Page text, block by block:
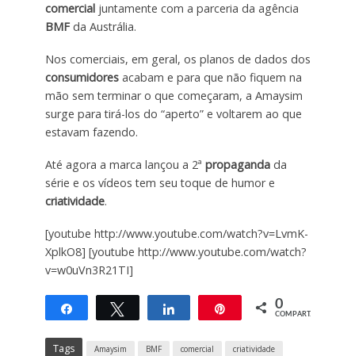
comercialjuntamente com a parceria da agência
BMFda Austrália.
Nos comerciais, em geral, os planos de dados dos
consumidoresacabam e para que não fiquem na
mão sem terminar o que começaram, a Amaysim
surge para tirá-los do “aperto” e voltarem ao que
estavam fazendo.
Até agora a marca lançou a 2ª propagandada
série e os vídeos tem seu toque de humor e
criatividade.
[youtube http://www.youtube.com/watch?v=LvmK-
XplkO8] [youtube http://www.youtube.com/watch?
v=w0uVn3R21TI]
CompartilharTwittar Compartilhar 0
COMPART.
Tags Amaysim BMF comercial
criatividade